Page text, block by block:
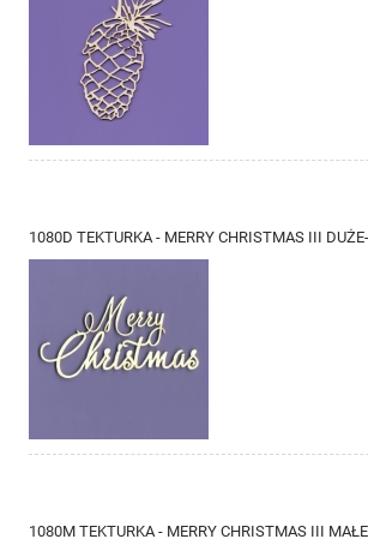
1080D TEKTURKA - MERRY CHRISTMAS III
1080M TEKTURKA - MERRY CHRISTMAS III